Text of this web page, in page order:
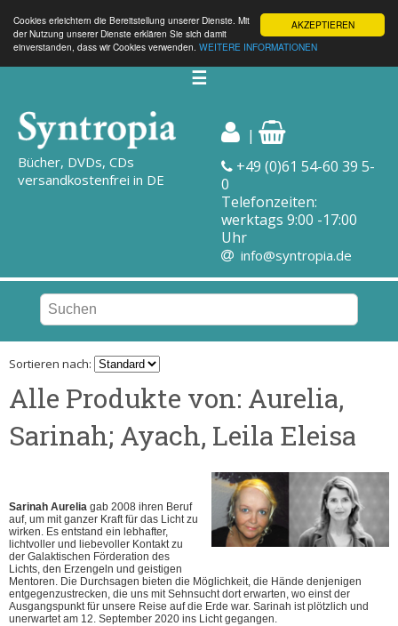
AKZEPTIEREN
Cookies erleichtern die Bereitstellung unserer Dienste. Mit
der Nutzung unserer Dienste erklären Sie sich damit
einverstanden, dass wir Cookies verwenden. WEITERE INFORMATIONEN
☰
Bücher, DVDs, CDs
versandkostenfrei in DE
|
+49 (0)61 54-60 39 5-
0
Telefonzeiten:
werktags 9:00 -17:00
Uhr
info@syntropia.de
Sortieren nach:
Alle Produkte von: Aurelia,
Sarinah; Ayach, Leila Eleisa
Sarinah Aurelia gab 2008 ihren Beruf
auf, um mit ganzer Kraft für das Licht zu
wirken. Es entstand ein lebhafter,
lichtvoller und liebevoller Kontakt zu
der Galaktischen Förderation des
Lichts, den Erzengeln und geistigen
Mentoren. Die Durchsagen bieten die Möglichkeit, die Hände denjenigen
entgegenzustrecken, die uns mit Sehnsucht dort erwarten, wo einst der
Ausgangspunkt für unsere Reise auf die Erde war. Sarinah ist plötzlich und
unerwartet am 12. September 2020 ins Licht gegangen.